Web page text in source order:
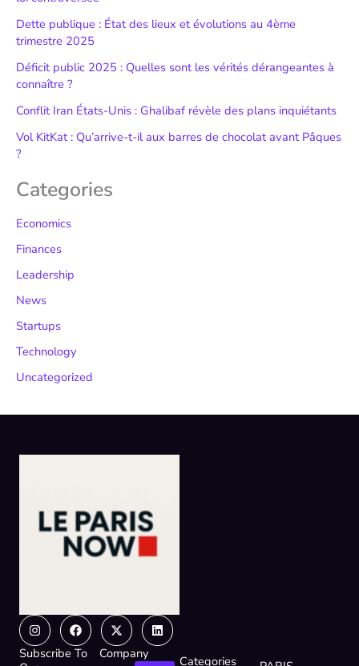
Dette publique : État des lieux et évolutions au 4ème
trimestre 2025
Déficit public 2025 : Quelles sont les vérités dérangeantes à
connaître ?
Conflit Iran États-Unis : Ghalibaf révèle des plans inquiétants
Vol KitKat : Qu’arrive-t-il aux barres de chocolat avant Pâques
?
Categories
Economics
Finances
Leadership
News
Startups
Technology
Uncategorized
InstagramFacebook
X-
twitter
Linkedin
Subscribe To
Company Categories